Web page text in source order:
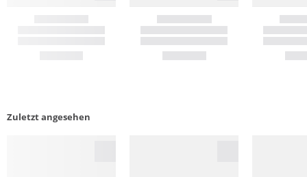
Zuletzt angesehen